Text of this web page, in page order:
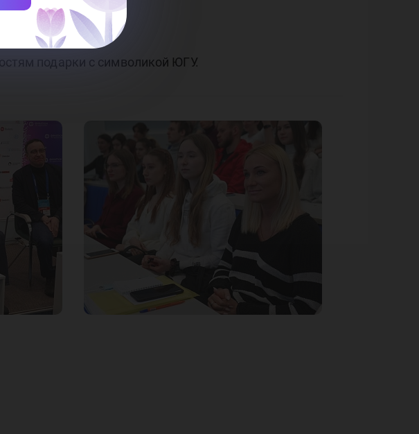
подарки с символикой ЮГУ.